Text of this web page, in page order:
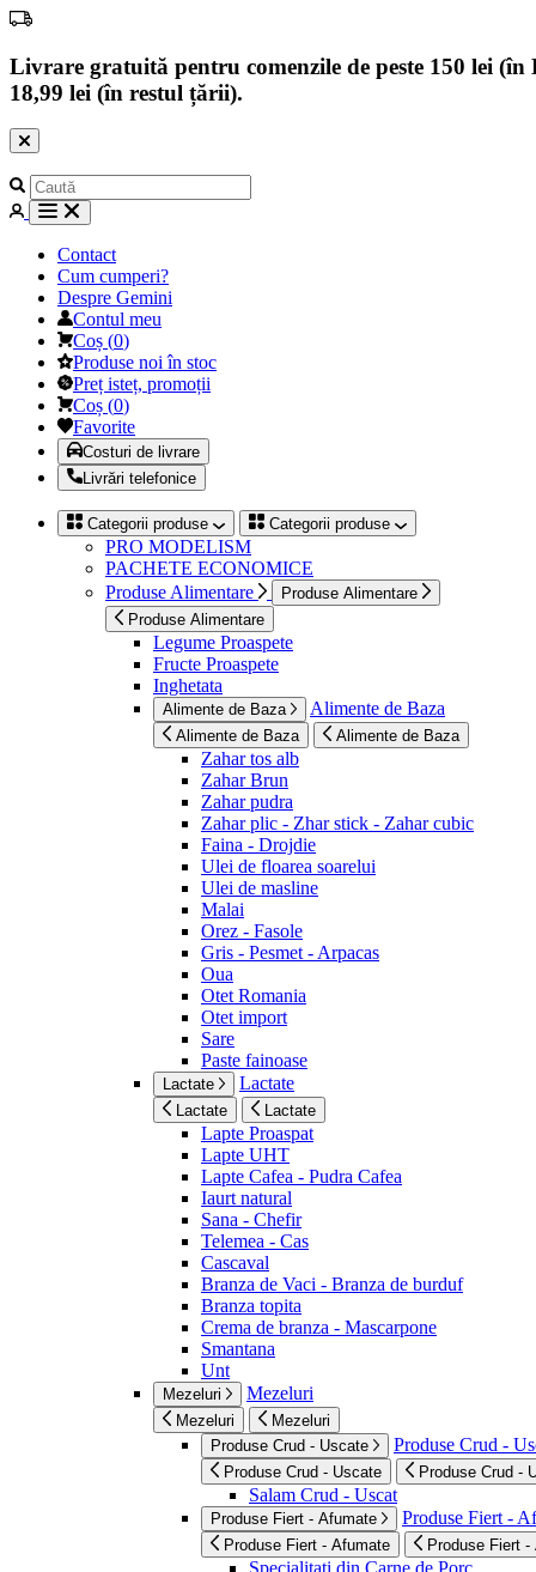
Livrare gratuită pentru comenzile de peste 150 lei
18,99 lei (în restul țării).
Contact
Cum cumperi?
Despre Gemini
Contul meu
Coș (0)
Produse noi în stoc
Preț isteț, promoții
Coș (0)
Favorite
Costuri de livrare
Livrări telefonice
Categorii produse Categorii produse
PRO MODELISM
PACHETE ECONOMICE
Produse Alimentare
Produse Alimentare
Produse Alimentare
Legume Proaspete
Fructe Proaspete
Inghetata
Alimente de Baza Alimente de Baza
Alimente de Baza Alimente de Baza
Zahar tos alb
Zahar Brun
Zahar pudra
Zahar plic - Zhar stick - Zahar cubic
Faina - Drojdie
Ulei de floarea soarelui
Ulei de masline
Malai
Orez - Fasole
Gris - Pesmet - Arpacas
Oua
Otet Romania
Otet import
Sare
Paste fainoase
Lactate Lactate
Lactate Lactate
Lapte Proaspat
Lapte UHT
Lapte Cafea - Pudra Cafea
Iaurt natural
Sana - Chefir
Telemea - Cas
Cascaval
Branza de Vaci - Branza de burduf
Branza topita
Crema de branza - Mascarpone
Smantana
Unt
Mezeluri Mezeluri
Mezeluri
Mezeluri
Produse Crud - Uscate
Produse Crud -
Produse Crud - Uscate Produse Crud -
Salam Crud - Uscat
Produse Fiert - Afumate Produse Fiert -
Produse Fiert - Afumate Produse Fiert -